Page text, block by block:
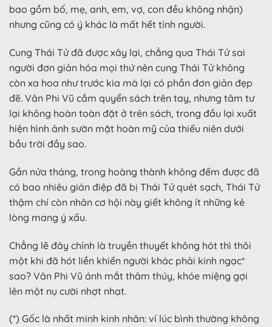
bao gồm bố, mẹ, anh, em, vợ, con đều không nhận)
nhưng cũng có ý khác là mất hết tính người.
Cung Thái Tử đã được xây lại, chẳng qua Thái Tử sai
người đơn giản hóa mọi thứ nên cung Thái Tử không
còn xa hoa như trước kia mà lại có phần đơn giản đẹp
đẽ. Vân Phi Vũ cầm quyển sách trên tay, nhưng tâm tư
lại không hoàn toàn đặt ở trên sách, trong đầu lại xuất
hiện hình ảnh sườn mặt hoàn mỹ của thiếu niên dưới
bầu trời đầy sao.
Gần nửa tháng, trong hoàng thành không đếm được đã
có bao nhiêu gián điệp đã bị Thái Tử quét sạch, Thái Tử
thậm chí còn nhân cơ hội này giết không ít những kẻ
lòng mang ý xấu.
Chẳng lẽ đây chính là truyền thuyết không hót thì thôi
một khi đã hót liền khiến người khác phải kinh ngạc*
sao? Vân Phi Vũ ánh mắt thâm thúy, khóe miệng gợi
lên một nụ cười nhợt nhạt.
(*) Gốc là nhất minh kinh nhân: ví lúc bình thường không